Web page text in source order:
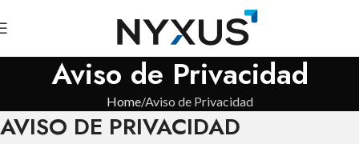
Aviso de Privacidad
Home Aviso de Privacidad
AVISO DE PRIVACIDAD